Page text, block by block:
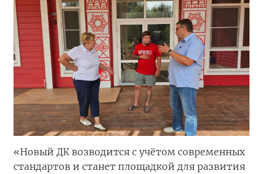
«Новый ДК возводится с учётом современных
стандартов и станет площадкой для развития